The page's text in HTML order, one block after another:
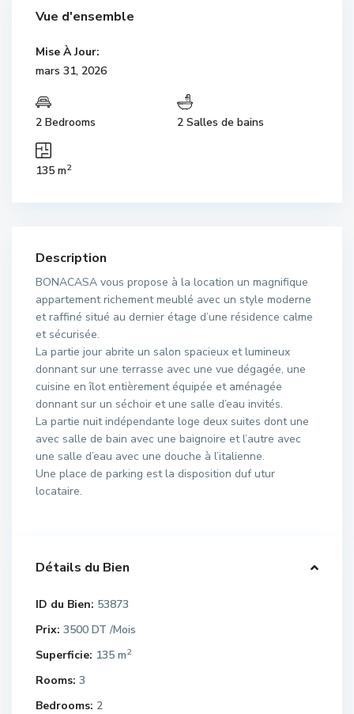
Vue d'ensemble
Mise À Jour:
mars 31, 2026
2 Bedrooms 2 Salles de bains
135 m2
Description
BONACASA vous propose à la location un magnifique
appartement richement meublé avec un style moderne
et raffiné situé au dernier étage d’une résidence calme
et sécurisée.
La partie jour abrite un salon spacieux et lumineux
donnant sur une terrasse avec une vue dégagée, une
cuisine en îlot entièrement équipée et aménagée
donnant sur un séchoir et une salle d’eau invités.
La partie nuit indépendante loge deux suites dont une
avec salle de bain avec une baignoire et l’autre avec
une salle d’eau avec une douche à l’italienne.
Une place de parking est la disposition duf utur
locataire.
Détails du Bien
ID du Bien: 53873
Prix: 3500 DT /Mois
Superficie: 135 m2
Rooms: 3
Bedrooms: 2